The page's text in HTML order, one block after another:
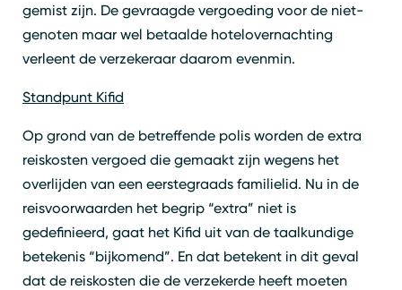
gemist zijn. De gevraagde vergoeding voor de niet-
genoten maar wel betaalde hotelovernachting
verleent de verzekeraar daarom evenmin.
Standpunt Kifid
Op grond van de betreffende polis worden de extra
reiskosten vergoed die gemaakt zijn wegens het
overlijden van een eerstegraads familielid. Nu in de
reisvoorwaarden het begrip “extra” niet is
gedefinieerd, gaat het Kifid uit van de taalkundige
betekenis “bijkomend”. En dat betekent in dit geval
dat de reiskosten die de verzekerde heeft moeten